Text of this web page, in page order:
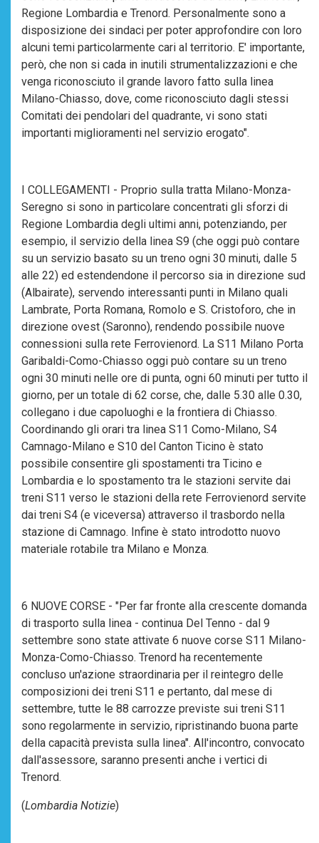
Regione Lombardia e Trenord. Personalmente sono a
disposizione dei sindaci per poter approfondire con loro
alcuni temi particolarmente cari al territorio. E' importante,
però, che non si cada in inutili strumentalizzazioni e che
venga riconosciuto il grande lavoro fatto sulla linea
Milano-Chiasso, dove, come riconosciuto dagli stessi
Comitati dei pendolari del quadrante, vi sono stati
importanti miglioramenti nel servizio erogato".
I COLLEGAMENTI - Proprio sulla tratta Milano-Monza-
Seregno si sono in particolare concentrati gli sforzi di
Regione Lombardia degli ultimi anni, potenziando, per
esempio, il servizio della linea S9 (che oggi può contare
su un servizio basato su un treno ogni 30 minuti, dalle 5
alle 22) ed estendendone il percorso sia in direzione sud
(Albairate), servendo interessanti punti in Milano quali
Lambrate, Porta Romana, Romolo e S. Cristoforo, che in
direzione ovest (Saronno), rendendo possibile nuove
connessioni sulla rete Ferrovienord. La S11 Milano Porta
Garibaldi-Como-Chiasso oggi può contare su un treno
ogni 30 minuti nelle ore di punta, ogni 60 minuti per tutto il
giorno, per un totale di 62 corse, che, dalle 5.30 alle 0.30,
collegano i due capoluoghi e la frontiera di Chiasso.
Coordinando gli orari tra linea S11 Como-Milano, S4
Camnago-Milano e S10 del Canton Ticino è stato
possibile consentire gli spostamenti tra Ticino e
Lombardia e lo spostamento tra le stazioni servite dai
treni S11 verso le stazioni della rete Ferrovienord servite
dai treni S4 (e viceversa) attraverso il trasbordo nella
stazione di Camnago. Infine è stato introdotto nuovo
materiale rotabile tra Milano e Monza.
6 NUOVE CORSE - "Per far fronte alla crescente domanda
di trasporto sulla linea - continua Del Tenno - dal 9
settembre sono state attivate 6 nuove corse S11 Milano-
Monza-Como-Chiasso. Trenord ha recentemente
concluso un'azione straordinaria per il reintegro delle
composizioni dei treni S11 e pertanto, dal mese di
settembre, tutte le 88 carrozze previste sui treni S11
sono regolarmente in servizio, ripristinando buona parte
della capacità prevista sulla linea". All'incontro, convocato
dall'assessore, saranno presenti anche i vertici di
Trenord.
(Lombardia Notizie)